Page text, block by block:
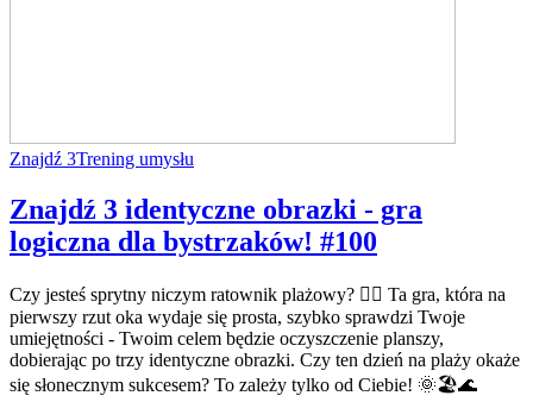
Znajdź 3Trening umysłu
Znajdź 3 identyczne obrazki - gra
logiczna dla bystrzaków! #100
Czy jesteś sprytny niczym ratownik plażowy? 🏄‍♂️ Ta gra, która na
pierwszy rzut oka wydaje się prosta, szybko sprawdzi Twoje
umiejętności - Twoim celem będzie oczyszczenie planszy,
dobierając po trzy identyczne obrazki. Czy ten dzień na plaży okaże
się słonecznym sukcesem? To zależy tylko od Ciebie! 🌞🏖️🌊